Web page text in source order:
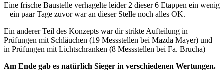
Eine frische Baustelle verhagelte leider 2 dieser 6 Etappen ein wenig
– ein paar Tage zuvor war an dieser Stelle noch alles OK.
Ein anderer Teil des Konzepts war dir strikte Aufteilung in
Prüfungen mit Schläuchen (19 Messstellen bei Mazda Mayer) und
in Prüfungen mit Lichtschranken (8 Messstellen bei Fa. Brucha)
Am Ende gab es natürlich Sieger in verschiedenen Wertungen.